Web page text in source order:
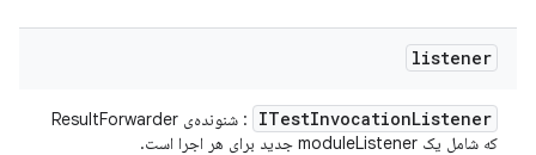
listener
ITestInvocationListener
: شنونده‌ی ResultForwarder
که شامل یک moduleListener جدید برای هر اجرا است.